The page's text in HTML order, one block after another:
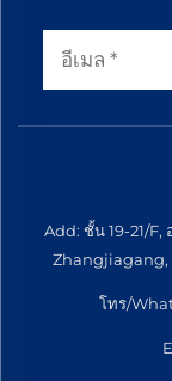
Add: ชั้น 19-21/
Zhangjiagang,
โทร/